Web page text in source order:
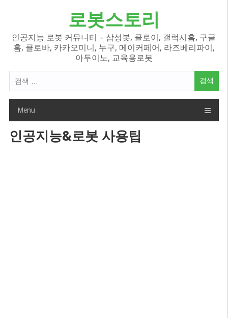
로봇스토리
인공지능 로봇 커뮤니티 – 삼성봇, 클로이, 갤럭시홈, 구글
홈, 클로바, 카카오미니, 누구, 메이커페어, 라즈베리파이,
아두이노, 교육용로봇
색
Menu
인공지능&로봇 사용팁